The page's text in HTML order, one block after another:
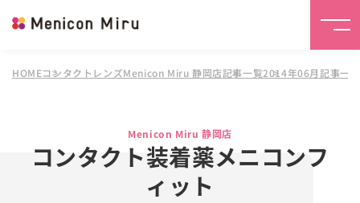
HOMEコンタクトレンズMenicon Miru 静岡店記事一覧2014年06月記事一覧
Menicon Miru 静岡店
コンタクト装着薬メニコンフ
ィット